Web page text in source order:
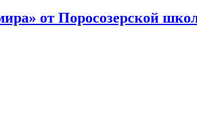
от Поросозерской